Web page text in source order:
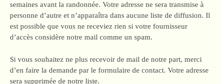
semaines avant la randonnée. Votre adresse ne sera transmise à
personne d’autre et n’apparaîtra dans aucune liste de diffusion. Il
est possible que vous ne receviez rien si votre fournisseur
d’accès considère notre mail comme un spam.
Si vous souhaitez ne plus recevoir de mail de notre part, merci
d’en faire la demande par le formulaire de contact. Votre adresse
sera supprimée de notre liste.